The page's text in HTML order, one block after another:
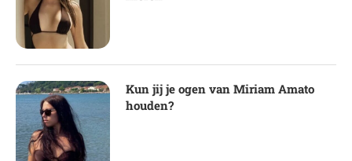
Kun jij je ogen van Miriam Amato
houden?